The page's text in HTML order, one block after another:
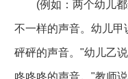
(例如：两个幼儿都
不一样的声音。幼儿
砰砰的声音。"幼儿乙
咚咚咚的声音。"教师